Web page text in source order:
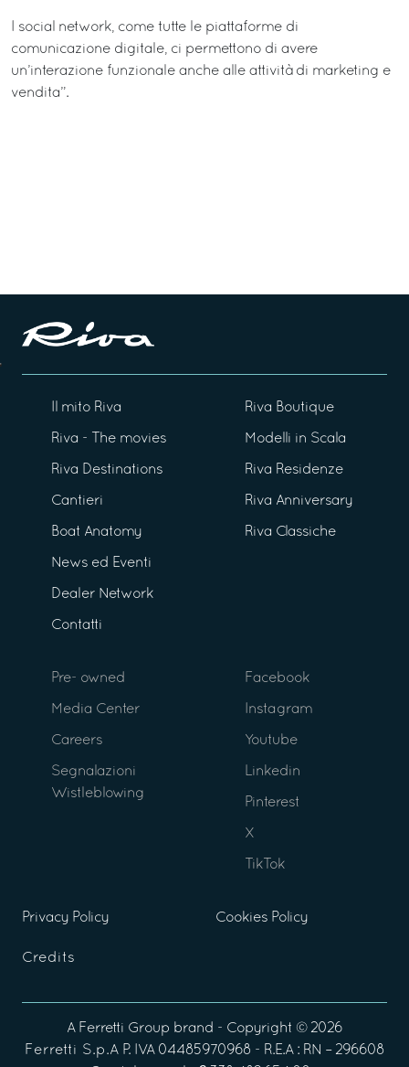
I social network, come tutte le piattaforme di
comunicazione digitale, ci permettono di avere
un’interazione funzionale anche alle attività di marketing e
vendita”.
Il mito Riva
Riva - The movies
Riva Destinations
Cantieri
Boat Anatomy
News ed Eventi
Dealer Network
Contatti
Riva Boutique
Modelli in Scala
Riva Residenze
Riva Anniversary
Riva Classiche
Pre- owned
Media Center
Careers
Segnalazioni
Wistleblowing
Facebook
Instagram
Youtube
Linkedin
Pinterest
X
TikTok
Privacy Policy Cookies Policy
Credits
A Ferretti Group brand - Copyright © 2026
Ferretti S.p.A P. IVA 04485970968 - R.E.A : RN – 296608